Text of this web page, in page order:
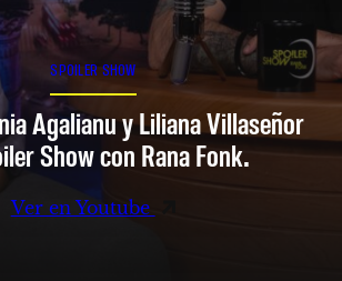
SPOILER SHOW
Agalianu y Liliana Villaseñor
Show con Rana Fonk.
Ver en Youtube